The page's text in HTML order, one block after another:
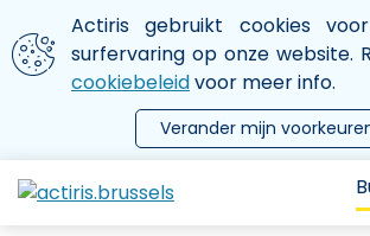
Aller au contenu principal
We gebruiken cookies
Actiris gebruikt cookies
surfervaring op onze website.
cookiebeleidvoor meer info.
Verander mijn
le menu